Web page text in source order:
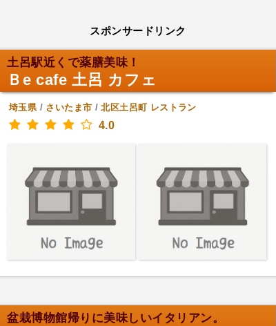
スポンサードリンク
土呂駅近くで薬膳美味！
Ｂe cafe 土呂 カフェ
埼玉県/ さいたま市 /北区土呂町 レストラン
4.0
盆栽博物館帰りに美味しいイタリアン。